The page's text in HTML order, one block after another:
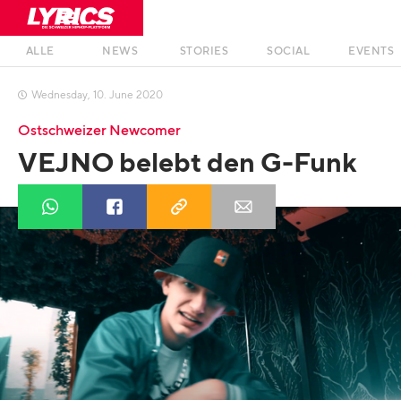
ALLE NEWS STORIES SOCIAL EVENTS
 Wednesday, 10. June 2020
Ostschweizer Newcomer
VEJNO belebt den G-Funk